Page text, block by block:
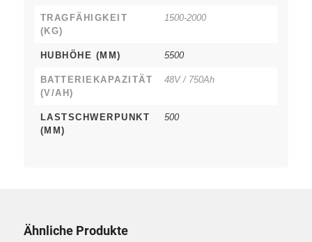
TRAGFÄHIGKEIT
(KG)
1500-2000
HUBHÖHE (MM) 5500
BATTERIEKAPAZITÄT
(V/AH)
48V / 750Ah
LASTSCHWERPUNKT
(MM)
500
Ähnliche Produkte